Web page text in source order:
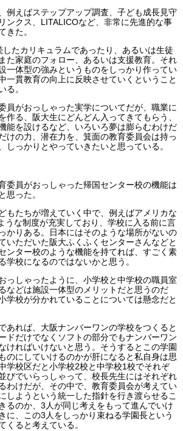
例えばステップアップ調査、子ども成長見守
ンクス、LITALICOなど、非常に先進的な事
きた。
したカリキュラムであったり、あるいは生徒
た家庭のフォロー、あるいは支援教育。それ
一体型の強みというものをしっかり作ってい
一貫教育の向上に反映させていくということ
る。
員がおっしゃった実学についてだが、職業に
作る、阪大生にどんどん入ってきてもらう、
能を設けるなど、いろいろ夢は膨らむわけだ
けの力、潜在力を、箕面の教育委員会は持っ
しっかりとやっていきたいと思っている。
委員がおっしゃった帰国センター校の機能は
思った。
もたちが増えていく中で、例えばアメリカな
うな制度が充実しており、学校に入る前に言
かりある。日本にはそのような場所がないの
いただいた阪大ふくふくセンターさんなどと
ンター校のような機能を持てれば、すごく素
学校になるのではないかと思う。
っしゃったように、小学校と中学校の職員室
などは施設一体型のメリットだと思うのだ
学校が分かれていることについては懸念だと
あれば、大阪ナンバーワンの学校をつくると
ドだけでなくソフトの部分でもナンバーワン
ければいけないと思う。そうするとこの学園
のにしていけるのかが肝になると私自身は思
学校区だと小学校2校と中学校1校でそれぞ
びでいらっしゃって、校長先生にはそれぞれ
わけだが、その中で、教育委員会が考えてい
しようという統一した指針を行き渡らせるこ
るのか、3人が同じ考えをもって進んでいけ
に、この3人をしっかり束ねる学園長という
くると考えている。